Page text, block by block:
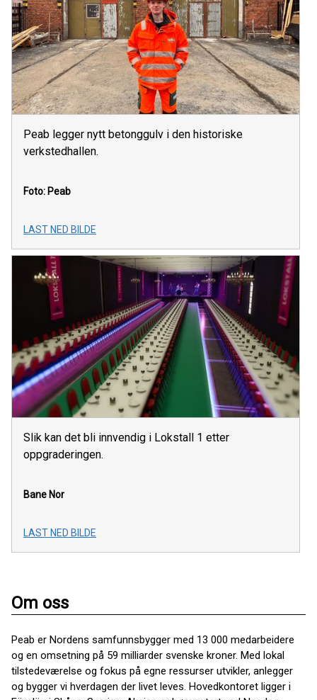
Peab legger nytt betonggulv i den historiske
verkstedhallen.
Foto: Peab
LAST NED BILDE
Slik kan det bli innvendig i Lokstall 1 etter
oppgraderingen.
Bane Nor
LAST NED BILDE
Om oss
Peab er Nordens samfunnsbygger med 13 000 medarbeidere
og en omsetning på 59 milliarder svenske kroner. Med lokal
tilstedeværelse og fokus på egne ressurser utvikler, anlegger
og bygger vi hverdagen der livet leves. Hovedkontoret ligger i